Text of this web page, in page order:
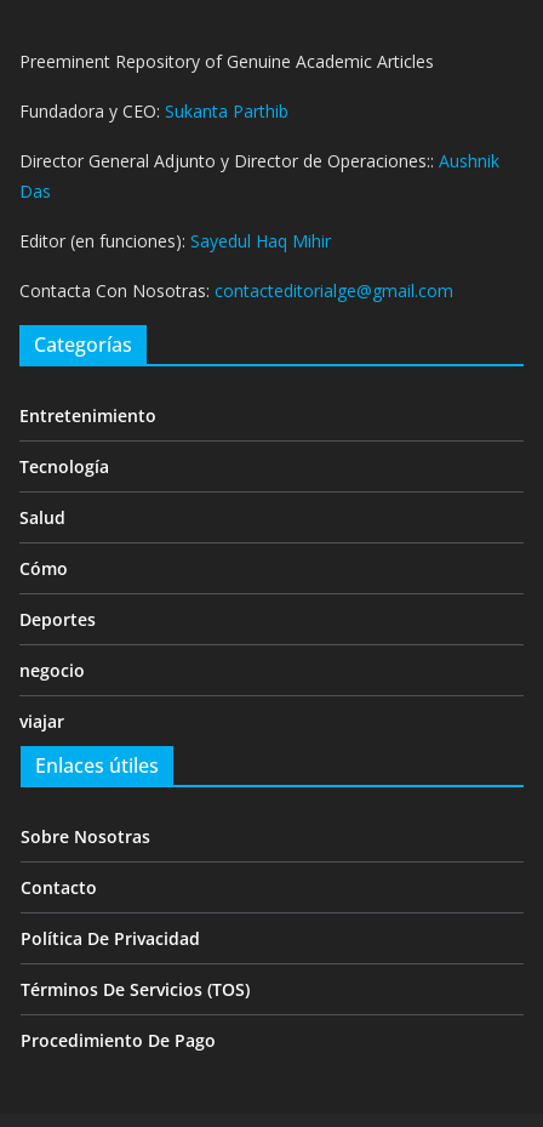
Preeminent Repository of Genuine Academic Articles
Fundadora y CEO: Sukanta Parthib
Director General Adjunto y Director de Operaciones:: Aushnik
Das
Editor (en funciones): Sayedul Haq Mihir
Contacta Con Nosotras: contacteditorialge@gmail.com
Categorías
Entretenimiento
Tecnología
Salud
Cómo
Deportes
negocio
viajar
Enlaces útiles
Sobre Nosotras
Contacto
Política De Privacidad
Términos De Servicios (TOS)
Procedimiento De Pago